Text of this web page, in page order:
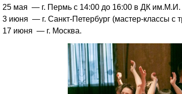
25 мая — г. Пермь с 14:00 до 16:00 в ДК им.М.И.
3 июня — г. Санкт-Петербург (мастер-классы с
17 июня — г. Москва.